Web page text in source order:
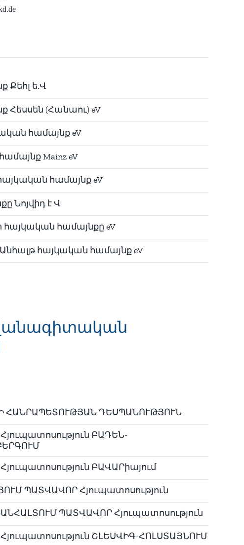
Քեհլ ե.Վ
Հեսսեն (Հանաու) eV
համայնք eV
Mainz eV
համայնք eV
Նոյվիդ է Վ
հայկական համայնքը eV
հայկական համայնք eV
ՀԱՆՐԱՊԵՏՈՒԹՅԱՆ ԴԵՍՊԱՆՈՒԹՅՈՒՆ
ԲԱԴԵՆ-
ԲԱՎԱՐիայում
ՊԱՏՎԱՎՈՐ Հյուպատոսություն
ՊԱՏՎԱՎՈՐ Հյուպատոսություն
ՇԼԵՍՎԻԳ-ՀՈԼՍՏԱՅՆՈՒՄ